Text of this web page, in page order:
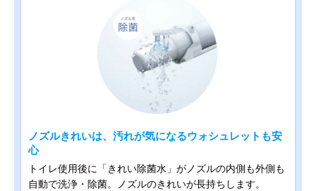
ノズルきれいは、汚れが気になるウォシュレットも安
心
トイレ使用後に「きれい除菌水」がノズルの内側も外側も
自動で洗浄・除菌。ノズルのきれいが長持ちします。